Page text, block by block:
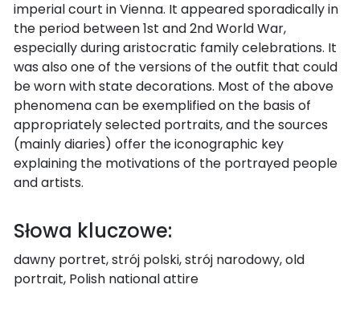
imperial court in Vienna. It appeared sporadically in
the period between 1st and 2nd World War,
especially during aristocratic family celebrations. It
was also one of the versions of the outfit that could
be worn with state decorations. Most of the above
phenomena can be exemplified on the basis of
appropriately selected portraits, and the sources
(mainly diaries) offer the iconographic key
explaining the motivations of the portrayed people
and artists.
Słowa kluczowe:
dawny portret, strój polski, strój narodowy, old
portrait, Polish national attire